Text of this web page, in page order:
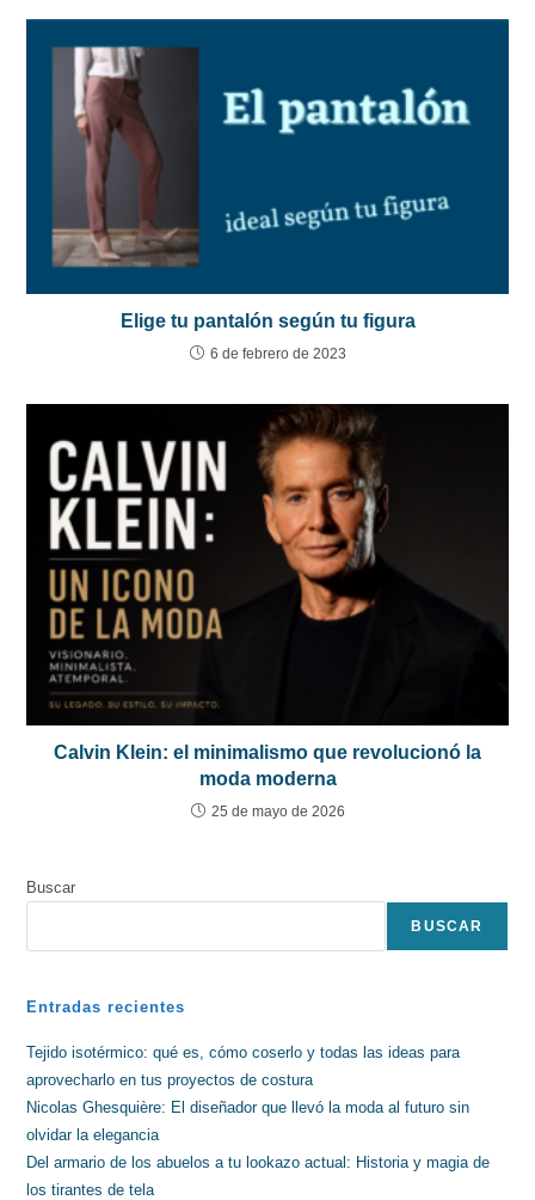
Elige tu pantalón según tu figura
6 de febrero de 2023
Calvin Klein: el minimalismo que revolucionó la
moda moderna
25 de mayo de 2026
Buscar
BUSCAR
Entradas recientes
Tejido isotérmico: qué es, cómo coserlo y todas las ideas para
aprovecharlo en tus proyectos de costura
Nicolas Ghesquière: El diseñador que llevó la moda al futuro sin
olvidar la elegancia
Del armario de los abuelos a tu lookazo actual: Historia y magia de
los tirantes de tela